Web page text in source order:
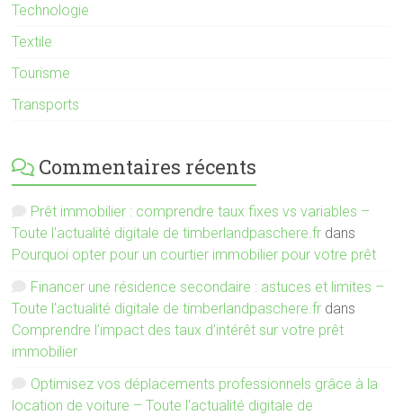
Technologie
Textile
Tourisme
Transports
Commentaires récents
Prêt immobilier : comprendre taux fixes vs variables –
Toute l'actualité digitale de timberlandpaschere.fr dans
Pourquoi opter pour un courtier immobilier pour votre prêt
Financer une résidence secondaire : astuces et limites –
Toute l'actualité digitale de timberlandpaschere.fr dans
Comprendre l’impact des taux d’intérêt sur votre prêt
immobilier
Optimisez vos déplacements professionnels grâce à la
location de voiture – Toute l'actualité digitale de